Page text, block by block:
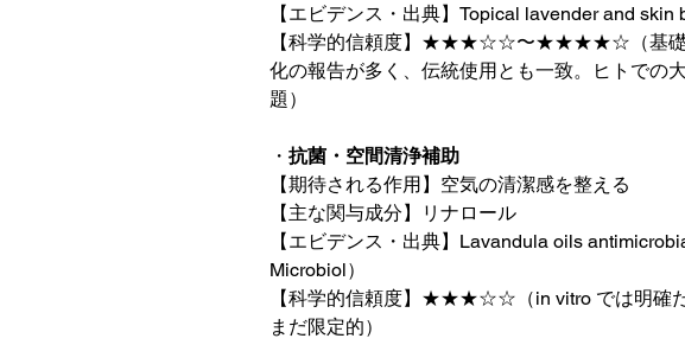
【エビデンス・出典】Topical lavender and skin
【科学的信頼度】★★★☆☆〜★★★★☆（基礎
化の報告が多く、伝統使用とも一致。ヒトでの
題）
・ 抗菌・空間清浄補助
【期待される作用】空気の清潔感を整える
【主な関与成分】リナロール
【エビデンス・出典】Lavandula oils
Microbiol）
【科学的信頼度】★★★☆☆（in vitro では明確
まだ限定的）